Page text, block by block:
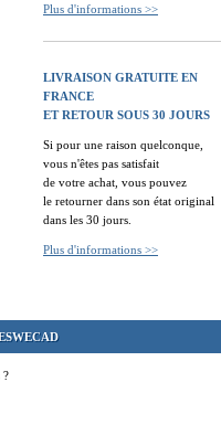
Plus d'informations >>
LIVRAISON GRATUITE EN
FRANCE
ET RETOUR SOUS 30 JOURS
Si pour une raison quelconque,
vous n'êtes pas satisfait
de votre achat, vous pouvez
le retourner dans son état original
dans les 30 jours.
Plus d'informations >>
?